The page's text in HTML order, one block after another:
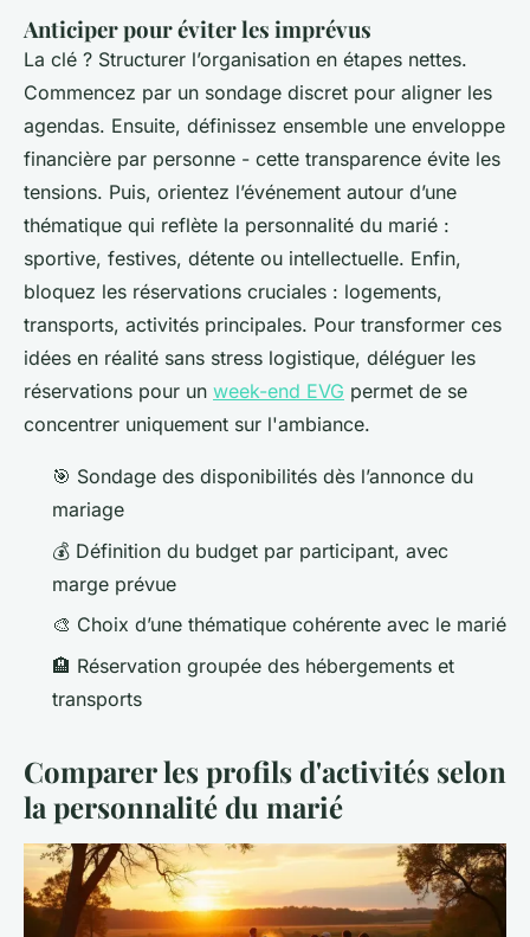
Anticiper pour éviter les imprévus
La clé ? Structurer l’organisation en étapes nettes.
Commencez par un sondage discret pour aligner les
agendas. Ensuite, définissez ensemble une enveloppe
financière par personne - cette transparence évite les
tensions. Puis, orientez l’événement autour d’une
thématique qui reflète la personnalité du marié :
sportive, festives, détente ou intellectuelle. Enfin,
bloquez les réservations cruciales : logements,
transports, activités principales. Pour transformer ces
idées en réalité sans stress logistique, déléguer les
réservations pour un week-end EVG permet de se
concentrer uniquement sur l'ambiance.
🎯 Sondage des disponibilités dès l’annonce du
mariage
💰 Définition du budget par participant, avec
marge prévue
🎨 Choix d’une thématique cohérente avec le marié
🏨 Réservation groupée des hébergements et
transports
Comparer les profils d'activités selon
la personnalité du marié